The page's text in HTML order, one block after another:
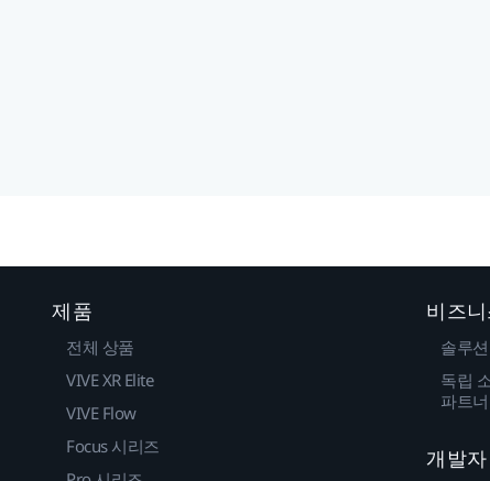
제품
전체 상품
VIVE XR Elite
VIVE Flow
Focus 시리즈
비즈
솔루션
독립
파트너
개발자